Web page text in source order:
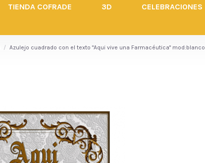
TIENDA COFRADE 3D CELEBRACIONES
Azulejo cuadrado con el texto "Aqui vive una Farmacéutica" mod:blanco